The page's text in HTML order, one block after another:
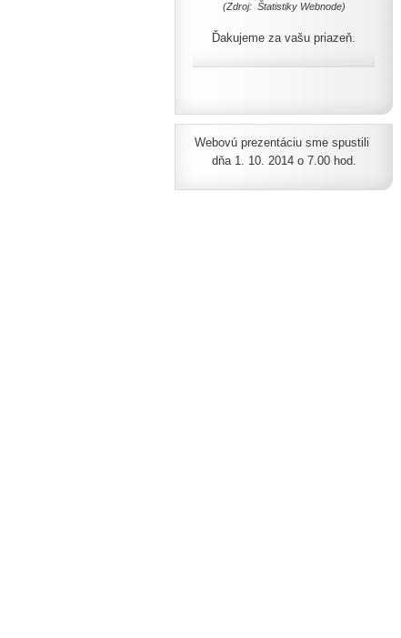
(Zdroj: Štatistiky Webnode)
Ďakujeme za vašu priazeň.
Webovú prezentáciu sme spustili
dňa 1. 10. 2014 o 7.00 hod.